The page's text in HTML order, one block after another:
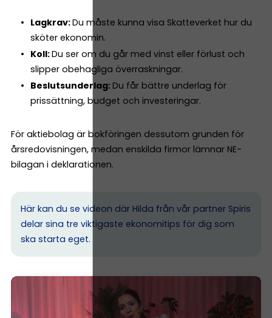
Lagkrav:Du måste kunna visa Skatteverket hur du
sköter ekonomin.
Koll:Du ser om du går med vinst eller förlust och
slipper obehagliga överraskningar.
Beslutsunderlag: Du får bättre underlag för
prissättning, budget och investeringar.
För aktiebolag är bokföringen dessutom grunden för
årsredovisningen, medan enskilda firmor lämnar NE-
bilagan i deklarationen.
Här kan du se videon där Hilda från vår partner Spiris
delar sina tre viktigaste ekonomitips för dig som
ska starta eget.